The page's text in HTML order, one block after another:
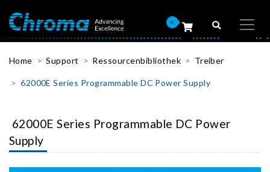
0
Home Support Ressourcenbibliothek Treiber
62000E Series Programmable DC Power Supply
62000E Series Programmable DC Power
Supply